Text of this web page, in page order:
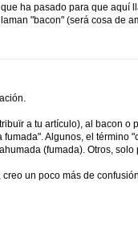
ha pasado para que aquí
"bacon" (será cosa de
a tu artículo), al bacon o
Algunos, el término
(fumada). Otros, solo
un poco más de confusión.